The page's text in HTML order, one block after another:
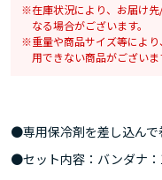
在庫状況により、お届け
なる場合がございます。
重量や商品サイズ等によ
用できない商品がございま
●専用保冷剤を差し込んで
●セット内容：バンダナ